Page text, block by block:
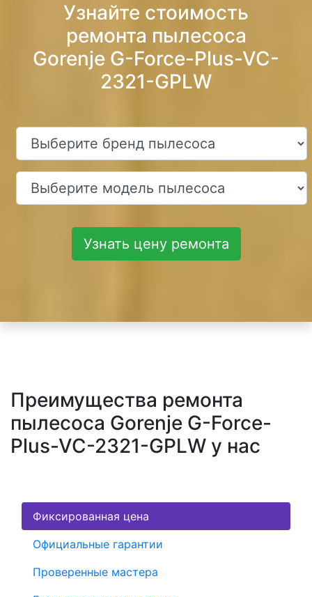
Узнайте стоимость
ремонта пылесоса
Gorenje G-Force-Plus-VC-
2321-GPLW
Узнать цену ремонта
Преимущества ремонта
пылесоса Gorenje G-Force-
Plus-VC-2321-GPLW у нас
Фиксированная цена
Официальные гарантии
Проверенные мастера